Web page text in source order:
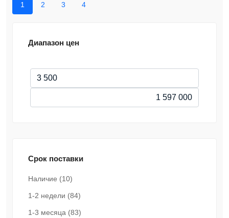
1 2 3 4
Диапазон цен
Срок поставки
Наличие (10)
1-2 недели (84)
1-3 месяца (83)